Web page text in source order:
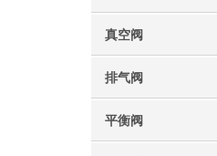
真空阀
排气阀
平衡阀